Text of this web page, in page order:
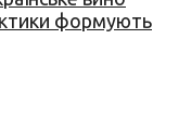
формують